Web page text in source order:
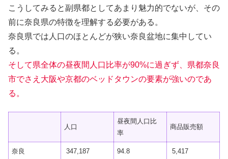
こうしてみると副県都としてあまり魅力的でないが、その
前に奈良県の特徴を理解する必要がある。
奈良県では人口のほとんどが狭い奈良盆地に集中してい
る。
そして県全体の昼夜間人口比率が90%に過ぎず、県都奈良
市でさえ大阪や京都のベッドタウンの要素が強いのであ
る。
人口
昼夜間人口比
率
商品販売額
奈良 347,187 94.8 5,417